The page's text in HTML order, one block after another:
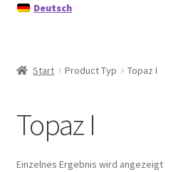
Datenschutz
Mein Konto
Deutsch
Start Product Typ Topaz I
Topaz I
Einzelnes Ergebnis wird angezeigt